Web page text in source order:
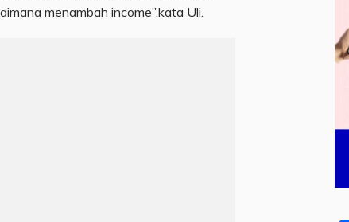
menambah income”,kata Uli.